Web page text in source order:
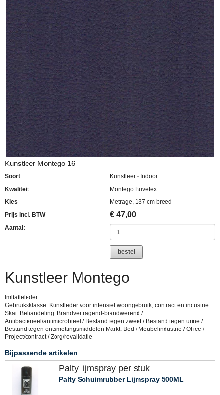
Kunstleer Montego 16
Soort
Kunstleer - Indoor
Kwaliteit
Montego Buvetex
Kies
Metrage, 137 cm breed
Prijs incl. BTW
€ 47,00
Aantal:
bestel
Kunstleer Montego
Imitatieleder
Gebruiksklasse: Kunstleder voor intensief woongebruik, contract en industrie.
Skai. Behandeling: Brandvertragend-brandwerend /
Antibacterieel/antimicrobieel / Bestand tegen zweet / Bestand tegen urine /
Bestand tegen ontsmettingsmiddelen Markt: Bed / Meubelindustrie / Office /
Project/contract / Zorg/revalidatie
Bijpassende artikelen
Palty lijmspray per stuk
Palty Schuimrubber Lijmspray 500ML